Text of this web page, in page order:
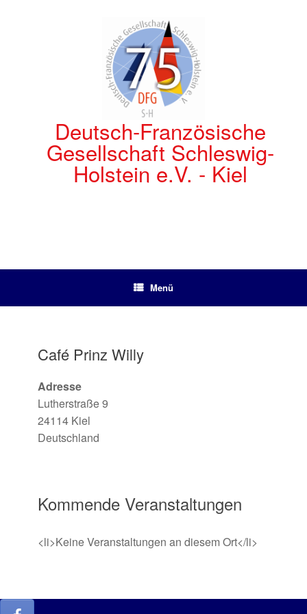
Deutsch-Französische
Gesellschaft Schleswig-
Holstein e.V. - Kiel
Menü
Café Prinz Willy
Adresse
Lutherstraße 9
24114 Kiel
Deutschland
Kommende Veranstaltungen
<li>Keine Veranstaltungen an diesem Ort</li>